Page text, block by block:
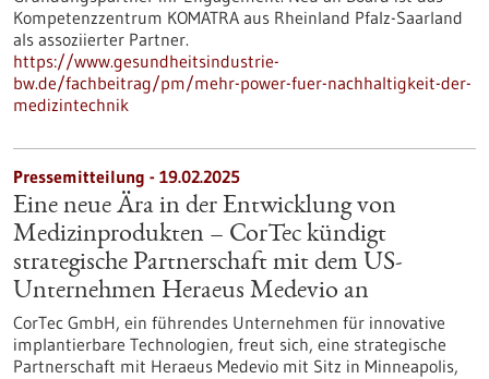
Kompetenzzentrum KOMATRA aus Rheinland Pfalz-Saarland
als assoziierter Partner.
https://www.gesundheitsindustrie-
bw.de/fachbeitrag/pm/mehr-power-fuer-nachhaltigkeit-der-
medizintechnik
Pressemitteilung - 19.02.2025
Eine neue Ära in der Entwicklung von
Medizinprodukten – CorTec kündigt
strategische Partnerschaft mit dem US-
Unternehmen Heraeus Medevio an
CorTec GmbH, ein führendes Unternehmen für innovative
implantierbare Technologien, freut sich, eine strategische
Partnerschaft mit Heraeus Medevio mit Sitz in Minneapolis,